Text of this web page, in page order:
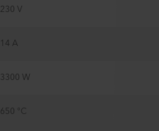
230 V
14 A
3300 W
650 °C